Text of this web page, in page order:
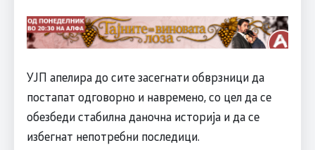
УЈП апелира до сите засегнати обврзници да
постапат одговорно и навремено, со цел да се
обезбеди стабилна даночна историја и да се
избегнат непотребни последици.